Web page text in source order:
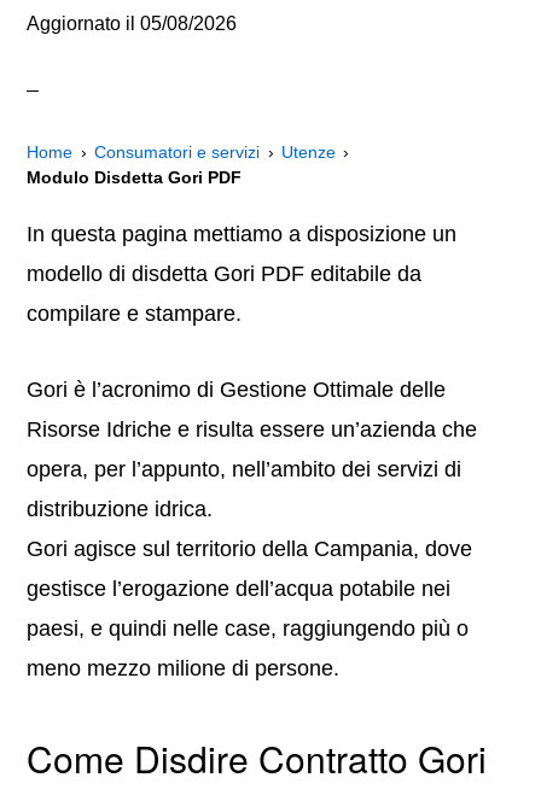
Aggiornato il05/08/2026
Home Consumatori e servizi
Utenze
Modulo Disdetta Gori PDF
In questa pagina mettiamo a disposizione un
modello di disdetta Gori PDF editabile da
compilare e stampare.
Gori è l’acronimo di Gestione Ottimale delle
Risorse Idriche e risulta essere un’azienda che
opera, per l’appunto, nell’ambito dei servizi di
distribuzione idrica.
Gori agisce sul territorio della Campania, dove
gestisce l’erogazione dell’acqua potabile nei
paesi, e quindi nelle case, raggiungendo più o
meno mezzo milione di persone.
Come Disdire Contratto Gori